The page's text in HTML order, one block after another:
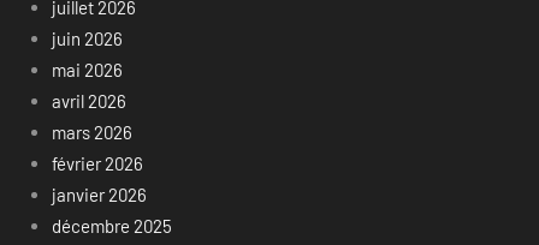
juillet 2026
juin 2026
mai 2026
avril 2026
mars 2026
février 2026
janvier 2026
décembre 2025